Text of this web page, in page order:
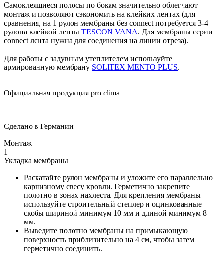
Самоклеящиеся полосы по бокам значительно облегчают
монтаж и позволяют сэкономить на клейких лентах (для
сравнения, на 1 рулон мембраны без connect потребуется 3-4
рулона клейкой ленты TESCON VANA. Для мембраны серии
connect лента нужна для соединения на линии отреза).
Для работы с задувным утеплителем используйте
армированную мембрану SOLITEX MENTO PLUS.
Официальная продукция pro clima
Сделано в Германии
Монтаж
1
Укладка мембраны
Раскатайте рулон мембраны и уложите его параллельно
карнизному свесу кровли. Герметично закрепите
полотно в зонах нахлеста. Для крепления мембраны
используйте строительный степлер и оцинкованные
скобы шириной минимум 10 мм и длиной минимум 8
мм.
Выведите полотно мембраны на примыкающую
поверхность приблизительно на 4 см, чтобы затем
герметично соединить.